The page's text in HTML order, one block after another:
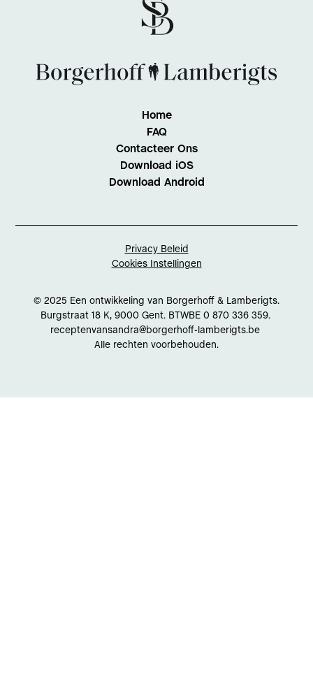
Home
FAQ
Contacteer Ons
Download iOS
Download Android
© 2025 Een ontwikkeling van Borgerhoff & Lamberigts.
Burgstraat 18 K, 9000 Gent. BTWBE 0 870 336 359.
receptenvansandra@borgerhoff-lamberigts.be
Alle rechten voorbehouden.
Privacy Beleid
Cookies Instellingen